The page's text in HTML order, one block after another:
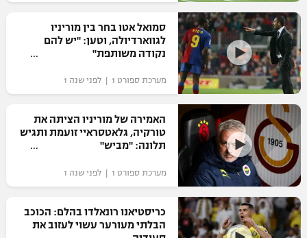
רשיון להקרנה פומבית לבית עסק
הצטרפות לחבילת הערוצים
לוח דרושים – ג'ובנט
תגיות
המגזין
סמואל אטו בחר בין מוריניו
לגווארדיולה, וטען: "יש להם
נקודה משותפת"
מערכת ספורט 1 | לפני שנה 1
האמירה של מוריניו הציתה את
טורקיה, גלאטסראיי זועמת ותגיש
תלונה: "מביש"
מערכת ספורט 1 | לפני שנה 1
כריסטיאנו רונאלדו בהלם: הכוכב
הבלתי מעורער עשוי לעזוב את